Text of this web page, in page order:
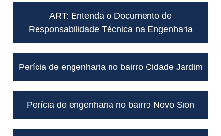
ART: Entenda o Documento de
Responsabilidade Técnica na Engenharia
Perícia de engenharia no bairro Cidade Jardim
Perícia de engenharia no bairro Novo Sion